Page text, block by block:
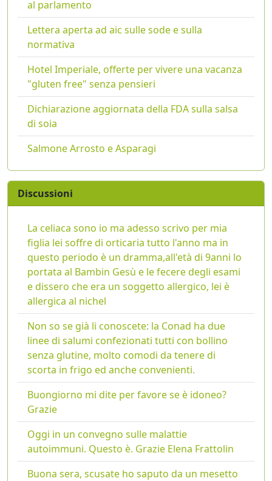
al parlamento
Lettera aperta ad aic sulle sode e sulla
normativa
Hotel Imperiale, offerte per vivere una vacanza
"gluten free" senza pensieri
Dichiarazione aggiornata della FDA sulla salsa
di soia
Salmone Arrosto e Asparagi
Discussioni
La celiaca sono io ma adesso scrivo per mia
figlia lei soffre di orticaria tutto l'anno ma in
questo periodo è un dramma,all'età di 9anni lo
portata al Bambin Gesù e le fecere degli esami
e dissero che era un soggetto allergico, lei è
allergica al nichel
Non so se già li conoscete: la Conad ha due
linee di salumi confezionati tutti con bollino
senza glutine, molto comodi da tenere di
scorta in frigo ed anche convenienti.
Buongiorno mi dite per favore se è idoneo?
Grazie
Oggi in un convegno sulle malattie
autoimmuni. Questo è. Grazie Elena Frattolin
Buona sera, scusate ho saputo da un mesetto